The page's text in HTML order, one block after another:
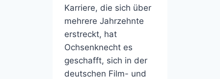
Karriere, die sich über
mehrere Jahrzehnte
erstreckt, hat
Ochsenknecht es
geschafft, sich in der
deutschen Film- und